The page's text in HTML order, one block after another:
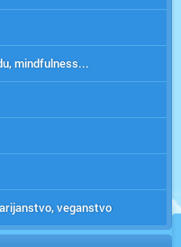
mindfulness...
veganstvo